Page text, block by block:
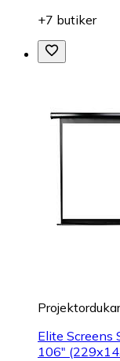
+7 butiker
Projektordukar
Elite Screens
106"